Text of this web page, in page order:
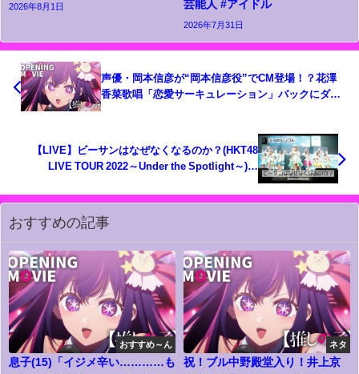
2026年8月1日 芸能人 #アイドル
2026年7月31日
声優・岡本信彦が“岡本信彦役”でCM登場！？花澤
香菜歌唱「恋愛サーキュレーション」バックにダン
【LIVE】ビーサンはなぜなくなるのか？(HKT48
LIVE TOUR 2022～Under the Spotlight～)／
おすすめの記事
おすすめ～ん
息子(15)「イジメ辛い…………も
ネタ
祝！ブル中野殿堂入り！井上京